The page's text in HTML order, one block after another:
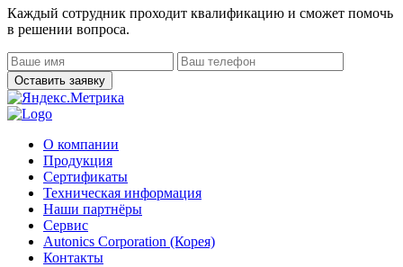
Каждый сотрудник проходит квалификацию и сможет помочь
в решении вопроса.
О компании
Продукция
Сертификаты
Техническая информация
Наши партнёры
Сервис
Autonics Corporation (Корея)
Контакты